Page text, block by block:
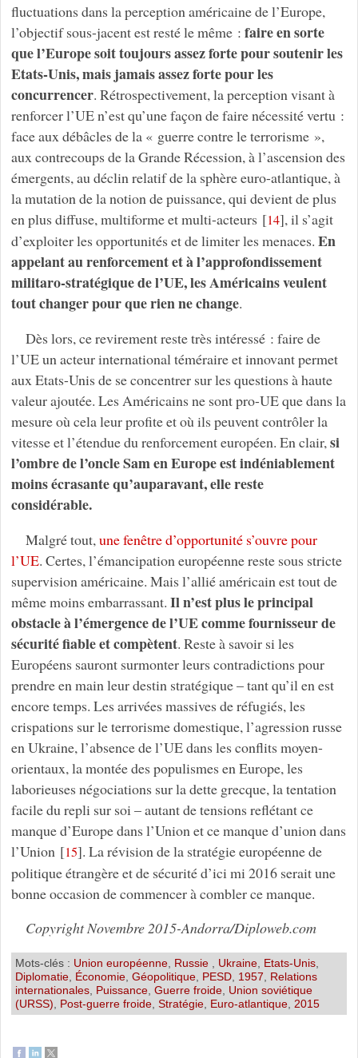
fluctuations dans la perception américaine de l’Europe,
l’objectif sous-jacent est resté le même : faire en sorte
que l’Europe soit toujours assez forte pour soutenir les
Etats-Unis, mais jamais assez forte pour les
concurrencer. Rétrospectivement, la perception visant à
renforcer l’UE n’est qu’une façon de faire nécessité vertu :
face aux débâcles de la « guerre contre le terrorisme »,
aux contrecoups de la Grande Récession, à l’ascension des
émergents, au déclin relatif de la sphère euro-atlantique, à
la mutation de la notion de puissance, qui devient de plus
en plus diffuse, multiforme et multi-acteurs [14], il s’agit
d’exploiter les opportunités et de limiter les menaces. En
appelant au renforcement et à l’approfondissement
militaro-stratégique de l’UE, les Américains veulent
tout changer pour que rien ne change.
Dès lors, ce revirement reste très intéressé : faire de
l’UE un acteur international téméraire et innovant permet
aux Etats-Unis de se concentrer sur les questions à haute
valeur ajoutée. Les Américains ne sont pro-UE que dans la
mesure où cela leur profite et où ils peuvent contrôler la
vitesse et l’étendue du renforcement européen. En clair, si
l’ombre de l’oncle Sam en Europe est indéniablement
moins écrasante qu’auparavant, elle reste
considérable.
Malgré tout, une fenêtre d’opportunité s’ouvre pour
l’UE. Certes, l’émancipation européenne reste sous stricte
supervision américaine. Mais l’allié américain est tout de
même moins embarrassant. Il n’est plus le principal
obstacle à l’émergence de l’UE comme fournisseur de
sécurité fiable et compètent. Reste à savoir si les
Européens sauront surmonter leurs contradictions pour
prendre en main leur destin stratégique – tant qu’il en est
encore temps. Les arrivées massives de réfugiés, les
crispations sur le terrorisme domestique, l’agression russe
en Ukraine, l’absence de l’UE dans les conflits moyen-
orientaux, la montée des populismes en Europe, les
laborieuses négociations sur la dette grecque, la tentation
facile du repli sur soi – autant de tensions reflétant ce
manque d’Europe dans l’Union et ce manque d’union dans
l’Union [15]. La révision de la stratégie européenne de
politique étrangère et de sécurité d’ici mi 2016 serait une
bonne occasion de commencer à combler ce manque.
Copyright Novembre 2015-Andorra/Diploweb.com
Mots-clés : Union européenne, Russie , Ukraine, Etats-Unis,
Diplomatie, Économie, Géopolitique, PESD, 1957, Relations
internationales, Puissance, Guerre froide, Union soviétique
(URSS), Post-guerre froide, Stratégie, Euro-atlantique, 2015